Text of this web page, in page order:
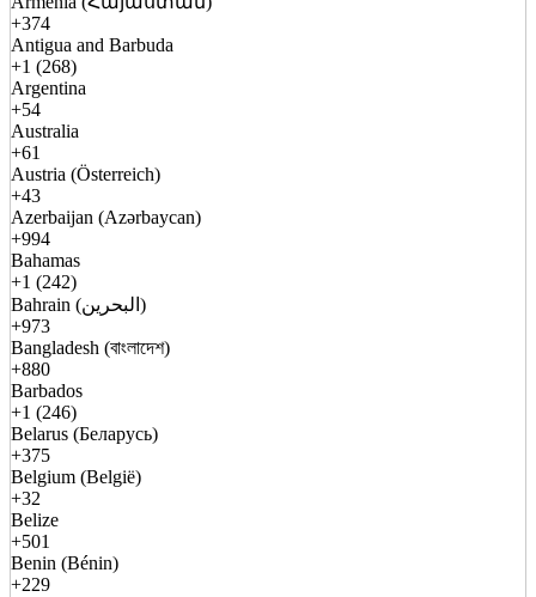
+374
Antigua and Barbuda
+1 (268)
Argentina
+54
Australia
+61
Austria (Österreich)
+43
Azerbaijan (Azərbaycan)
+994
Bahamas
+1 (242)
Bahrain (البحرين)
+973
Bangladesh (বাংলাদেশ)
+880
Barbados
+1 (246)
Belarus (Беларусь)
+375
Belgium (België)
+32
Belize
+501
Benin (Bénin)
+229